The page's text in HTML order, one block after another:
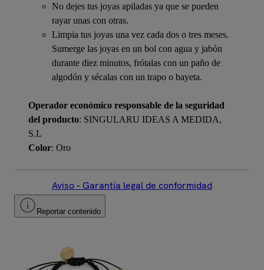
No dejes tus joyas apiladas ya que se pueden
rayar unas con otras.
Limpia tus joyas una vez cada dos o tres meses.
Sumerge las joyas en un bol con agua y jabón
durante diez minutos, frótalas con un paño de
algodón y sécalas con un trapo o bayeta.
Operador económico responsable de la seguridad
del producto: SINGULARU IDEAS A MEDIDA,
S.L
Color: Oro
Aviso – Garantía legal de conformidad
Reportar contenido